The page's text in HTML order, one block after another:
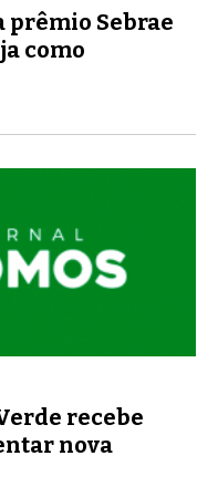
prêmio Sebrae
como
recebe
nova